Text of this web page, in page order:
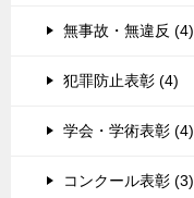
無事故・無違反 (4)
犯罪防止表彰 (4)
学会・学術表彰 (4)
コンクール表彰 (3)